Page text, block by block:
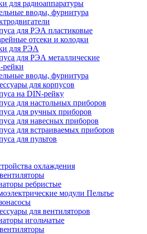
для радиоаппаратуры
вводы, фурнитура
для РЭА пластиковые
отсеки и колодки
для РЭА
для РЭА металлические
рейки
вводы, фурнитура
для корпусов
на DIN-рейку
для настольных приборов
для ручных приборов
для навесных приборов
для встраиваемых приборов
для пультов
охлаждения
ребристые
модули Пельтье
для вентиляторов
игольчатые